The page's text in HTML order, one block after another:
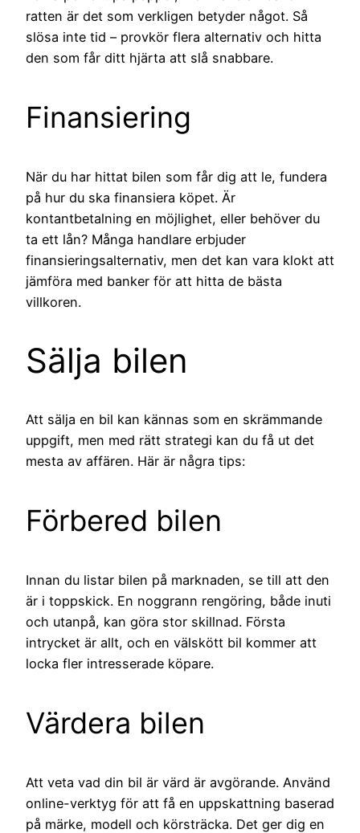
ratten är det som verkligen betyder något. Så
slösa inte tid – provkör flera alternativ och hitta
den som får ditt hjärta att slå snabbare.
Finansiering
När du har hittat bilen som får dig att le, fundera
på hur du ska finansiera köpet. Är
kontantbetalning en möjlighet, eller behöver du
ta ett lån? Många handlare erbjuder
finansieringsalternativ, men det kan vara klokt att
jämföra med banker för att hitta de bästa
villkoren.
Sälja bilen
Att sälja en bil kan kännas som en skrämmande
uppgift, men med rätt strategi kan du få ut det
mesta av affären. Här är några tips:
Förbered bilen
Innan du listar bilen på marknaden, se till att den
är i toppskick. En noggrann rengöring, både inuti
och utanpå, kan göra stor skillnad. Första
intrycket är allt, och en välskött bil kommer att
locka fler intresserade köpare.
Värdera bilen
Att veta vad din bil är värd är avgörande. Använd
online-verktyg för att få en uppskattning baserad
på märke, modell och körsträcka. Det ger dig en